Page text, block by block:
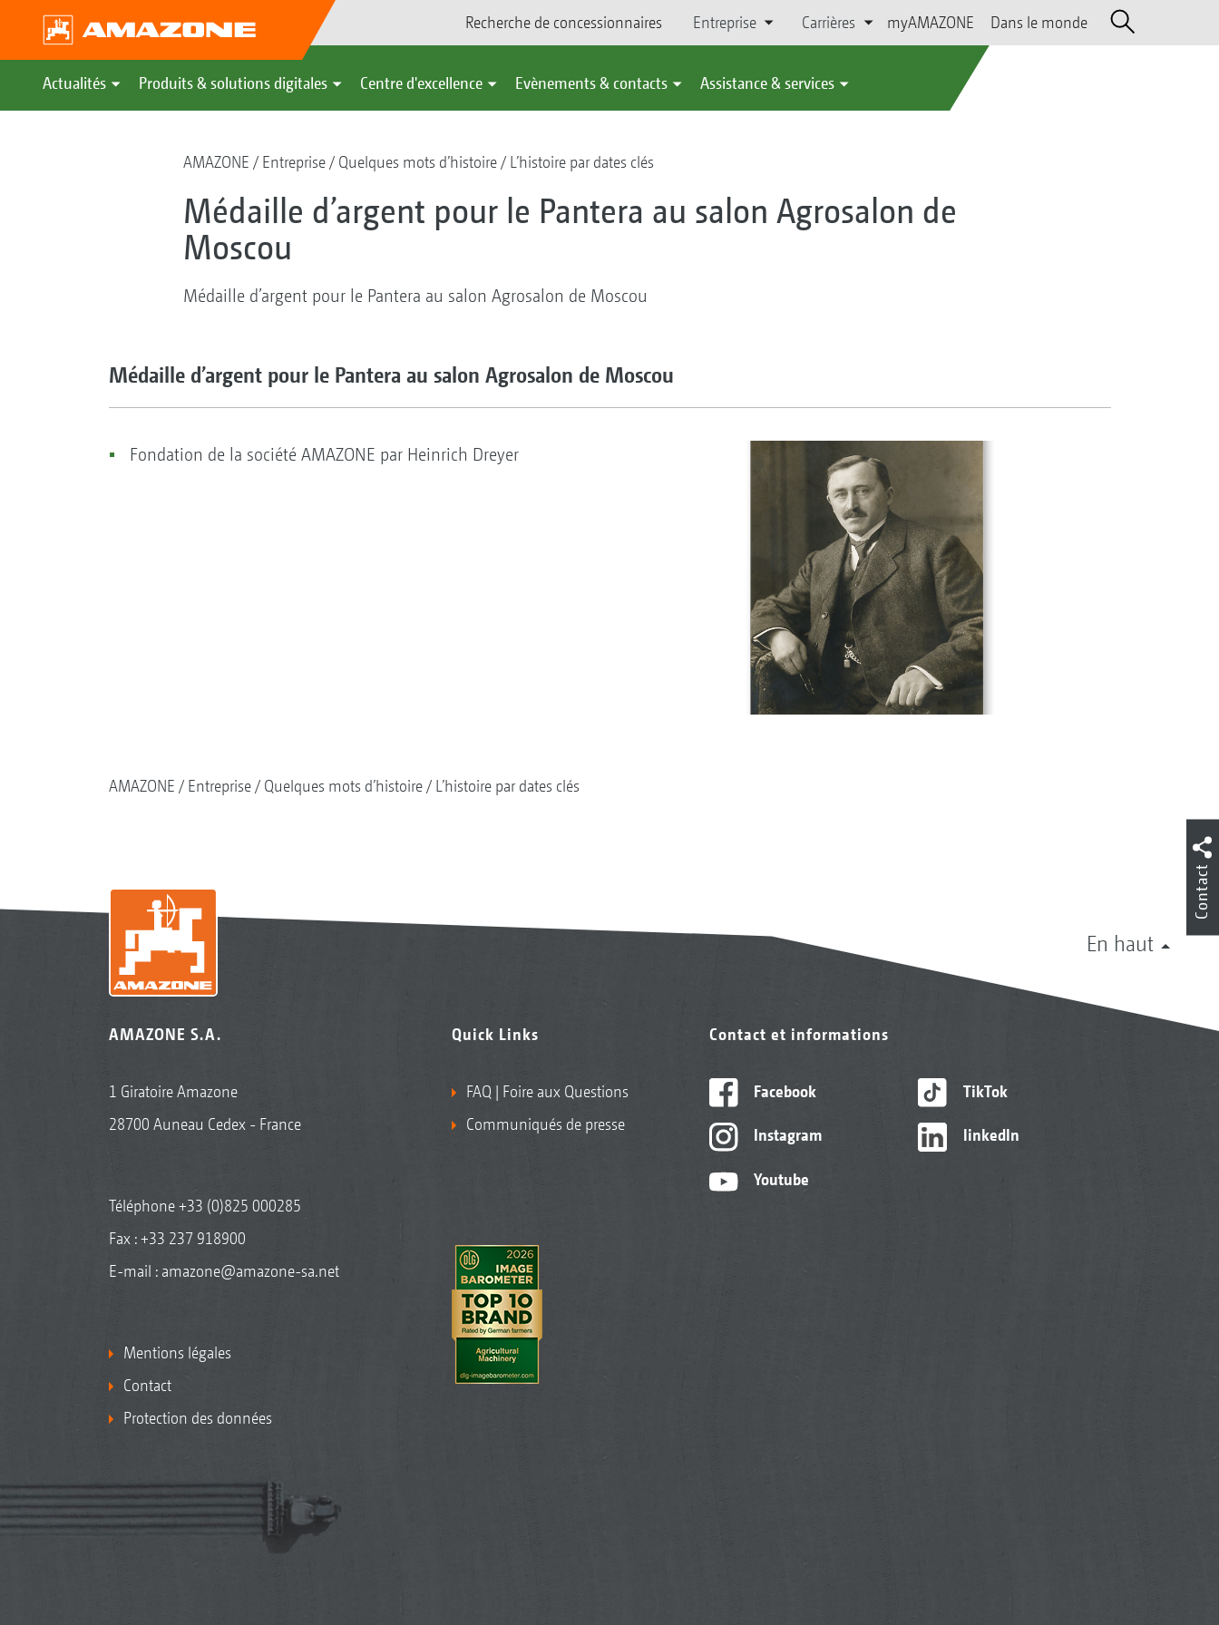
Recherche de concessionnaires Entreprise Carrières myAMAZONE Dans le monde
Actualités Produits & solutions digitales Centre d'excellence Evènements & contacts Assistance & services
AMAZONE Entreprise Quelques mots d’histoire L’histoire par dates clés
Médaille d’argent pour le Pantera au salon Agrosalon de
Moscou
Médaille d’argent pour le Pantera au salon Agrosalon de Moscou
Médaille d’argent pour le Pantera au salon Agrosalon de Moscou
Fondation de la société AMAZONE par Heinrich Dreyer
AMAZONE Entreprise Quelques mots d’histoire L’histoire par dates clés
En haut
AMAZONE S.A.
1 Giratoire Amazone
28700 Auneau Cedex - France
Téléphone+33 (0)825 000285
Fax : +33 237 918900
E-mail : amazone@amazone-sa.net
Mentions légales
Contact
Protection des données
Quick Links
FAQ | Foire aux Questions
Communiqués de presse
Contact et informations
Facebook
Instagram
Youtube
TikTok
linkedIn
Contact